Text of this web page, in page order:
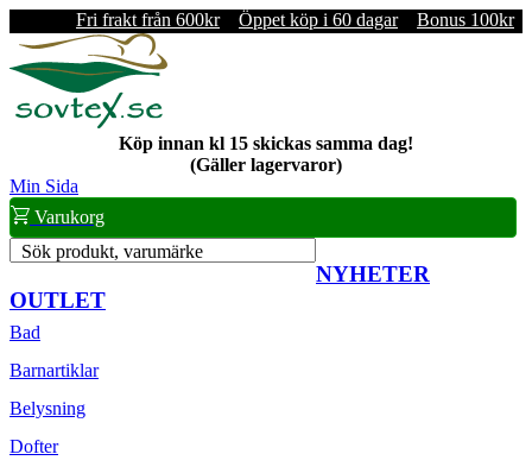
Fri frakt från 600kr Öppet köp i 60 dagar Bonus 100kr
Köp innan kl 15 skickas samma dag!
(Gäller lagervaror)
Min Sida
Varukorg
Sök produkt, varumärke
NYHETER
OUTLET
Bad
Barnartiklar
Belysning
Dofter